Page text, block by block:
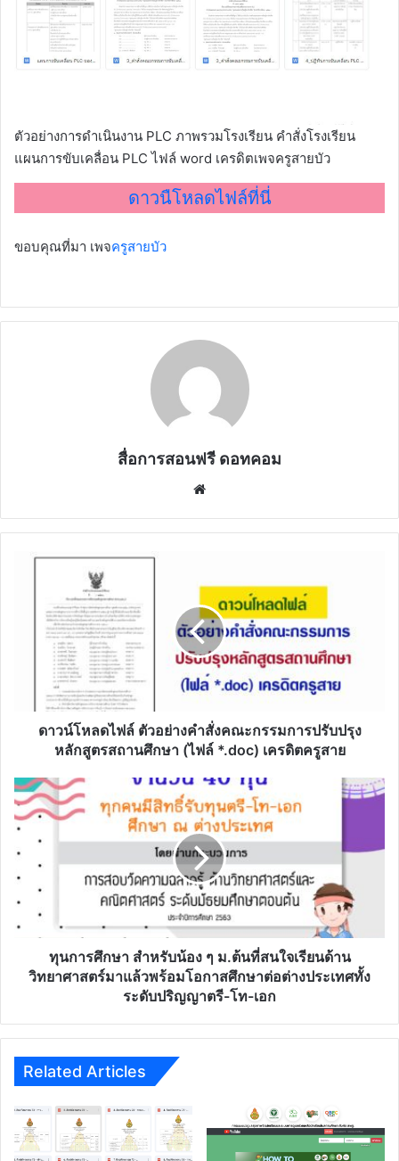
ตัวอย่างการดำเนินงาน PLC ภาพรวมโรงเรียน คำสั่งโรงเรียน
แผนการขับเคลื่อน PLC ไฟล์ word เครดิตเพจครูสายบัว
ดาวนืโหลดไฟล์ที่นี่
ขอบคุณที่มา เพจครูสายบัว
สื่อการสอนฟรี ดอทคอม
ดาวน์โหลด
กรรมการ
หลักสูตร
สถาน
*.doc)
เครดิต
ครู
ดาวน์โหลดไฟล์ ตัวอย่างคำสั่งคณะกรรมการปรับปรุง
หลักสูตรสถานศึกษา (ไฟล์ *.doc) เครดิตครูสาย
ทุน
การ
ศึกษา
สำหรับ
น้อง
ๆ
ม.ต้น
สนใจ
ด้าน
แล้ว
โอกาส
ศึกษา
ต่าง
ประเทศ
ทุนการศึกษา สำหรับน้อง ๆ ม.ต้นที่สนใจเรียนด้าน
วิทยาศาสตร์มาแล้วพร้อมโอกาสศึกษาต่อต่างประเทศทั้ง
ระดับปริญญาตรี-โท-เอก
Related Articles